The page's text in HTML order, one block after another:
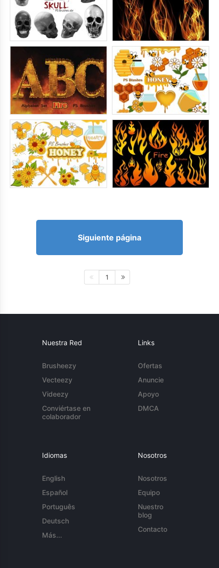
Siguiente página
1
Nuestra Red
Brusheezy
Vecteezy
Videezy
Conviértase en
colaborador
Links
Ofertas
Anuncie
Apoyo
DMCA
Idiomas
English
Español
Português
Deutsch
Más...
Nosotros
Nosotros
Equipo
Nuestro
blog
Contacto